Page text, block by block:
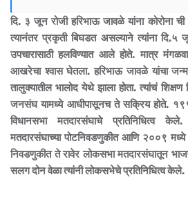
दि. ३ जून रोजी हरिभाऊ जावळे यांना कोरोना
त्यानंतर प्रकृती बिघडत असल्याने त्यांना दि.५
उपचारासाठी हलविण्यात आले होते. मात्र
आखरेचा श्वास घेतला. हरिभाऊ जावळे यांचा
तालुक्यातील भालोद येथे झाला होता. त्यांचं शिक्षण
जनसंघ यामध्ये आधीपासूनच ते सक्रिय होते.
विधानसभा मतदारसंघाचे प्रतिनिधित्व
मतदारसंघाच्या पोटनिवडणुकीत आणि २००९ मध्ये
निवडणुकीत ते रावेर लोकसभा मतदारसंघातून
सलग दोन वेळा त्यांनी लोकसभेचे प्रतिनिधित्व केले.